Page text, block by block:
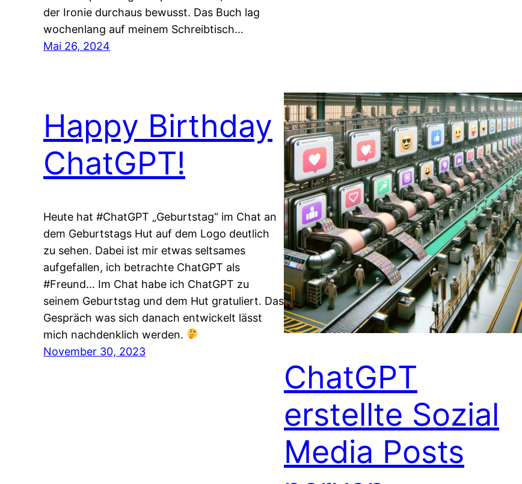
der Ironie durchaus bewusst. Das Buch lag
wochenlang auf meinem Schreibtisch…
Mai 26, 2024
Happy Birthday
ChatGPT!
Heute hat #ChatGPT „Geburtstag“ im Chat an
dem Geburtstags Hut auf dem Logo deutlich
zu sehen. Dabei ist mir etwas seltsames
aufgefallen, ich betrachte ChatGPT als
#Freund… Im Chat habe ich ChatGPT zu
seinem Geburtstag und dem Hut gratuliert. Das
Gespräch was sich danach entwickelt lässt
mich nachdenklich werden.
November 30, 2023
ChatGPT
erstellte Sozial
Media Posts